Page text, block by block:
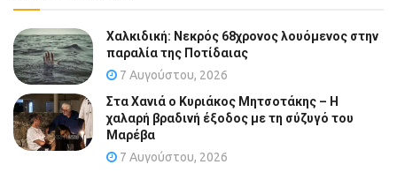
Χαλκιδική: Νεκρός 68χρονος λουόμενος στην
παραλία της Ποτίδαιας
7 Αυγούστου, 2026
Στα Χανιά ο Κυριάκος Μητσοτάκης – Η
χαλαρή βραδινή έξοδος με τη σύζυγό του
Μαρέβα
7 Αυγούστου, 2026